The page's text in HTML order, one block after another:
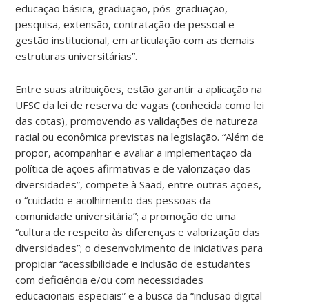
educação básica, graduação, pós-graduação,
pesquisa, extensão, contratação de pessoal e
gestão institucional, em articulação com as demais
estruturas universitárias”.
Entre suas atribuições, estão garantir a aplicação na
UFSC da lei de reserva de vagas (conhecida como lei
das cotas), promovendo as validações de natureza
racial ou econômica previstas na legislação. “Além de
propor, acompanhar e avaliar a implementação da
política de ações afirmativas e de valorização das
diversidades”, compete à Saad, entre outras ações,
o “cuidado e acolhimento das pessoas da
comunidade universitária”; a promoção de uma
“cultura de respeito às diferenças e valorização das
diversidades”; o desenvolvimento de iniciativas para
propiciar “acessibilidade e inclusão de estudantes
com deficiência e/ou com necessidades
educacionais especiais” e a busca da “inclusão digital